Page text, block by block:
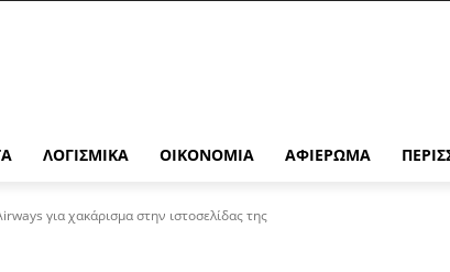
ΛΟΓΙΣΜΙΚΆ ΟΙΚΟΝΟΜΊΑ ΑΦΙΈΡΩΜΑ
για χακάρισμα στην ιστοσελίδας της